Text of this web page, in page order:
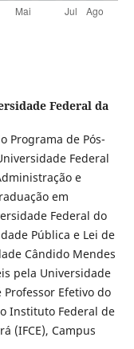
Federal da
Programa de Pós-
Federal
e
em
Federal do
Pública e Lei de
Cândido Mendes
pela Universidade
Efetivo do
Instituto Federal de
(IFCE), Campus